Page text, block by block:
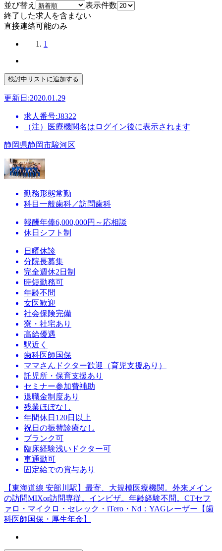
並び替え
表示件数
終了した求人を含まない
直接連絡可能のみ
1
更新日:2020.01.29
求人番号:J8322
（注）医療機関名はログイン後に表示されます
静岡県静岡市駿河区
勤務形態常勤
科目 一般歯科／訪問歯科
報酬年俸6,000,000円～応相談
休日 シフト制
日曜休診
分院長募集
完全週休2日制
時短勤務可
年齢不問
女医歓迎
社会保険完備
寮・社宅あり
高給優遇
駅近く
歯科医師国保
ママさんドクター歓迎（育児支援あり）
託児所・保育支援あり
セミナー参加費補助
退職金制度あり
残業ほぼなし
年間休日120日以上
祝日の振替診療なし
ブランク可
臨床経験浅いドクター可
車通勤可
固定給での賞与あり
【東海道線 安部川駅】最寄、大規模医療機関。外来メイン
の訪問MIXor訪問専従。インビザ。年齢経験不問。CTセフ
ァロ・マイクロ・セレック・iTero・Nd：YAGレーザー【歯
科医師国保・厚生年金】